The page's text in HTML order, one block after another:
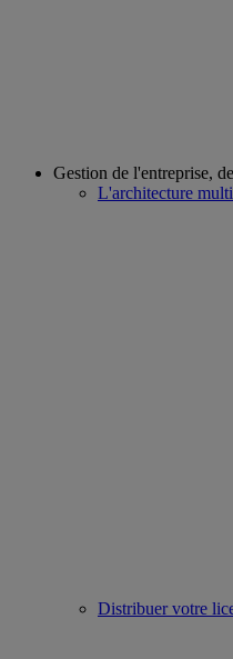
Gestion de l'entreprise,
L'architecture
Distribuer votre